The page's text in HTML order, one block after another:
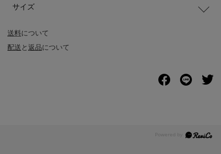
送料について
配送と返品について
サイズ